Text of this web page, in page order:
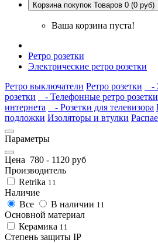
Корзина покупок Товаров 0 (0 руб)
Ваша корзина пуста!
Ретро розетки
Электрические ретро розетки
Ретро выключатели Ретро розетки
-
розетки
- Телефонные ретро розетки
интернета
- Розетки для телевизора
подложки Изоляторы и втулки
Параметры
Цена 780 - 1120 руб
Производитель
Retrika 11
Наличие
Все
В наличии 11
Основной материал
Керамика 11
Степень защиты IP